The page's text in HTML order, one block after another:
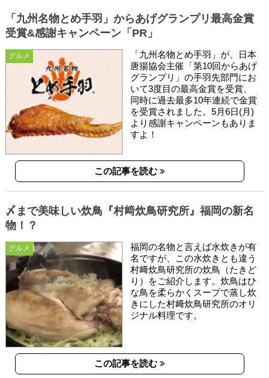
グルメ
「九州名物とめ手羽」からあげグランプリ最高金賞
受賞&感謝キャンペーン「PR」
「九州名物とめ手羽」が、日本
唐揚協会主催「第10回からあげ
グランプリ」の手羽先部門にお
いて3度目の最高金賞を受賞、
同時に過去最多10年連続で金賞
を受賞されました。5月6日(月)
より感謝キャンペーンもありま
すよ！
この記事を読む
グルメ
〆まで美味しい炊鳥『村﨑炊鳥研究所』福岡の新名
物！？
福岡の名物と言えば水炊きが有
名ですが、この水炊きとも違う
村﨑炊鳥研究所の炊鳥（たきど
り）をご紹介します。炊鳥はひ
な鳥を柔らかくスープで蒸し炊
きにした村﨑炊鳥研究所のオリ
ジナル料理です。
この記事を読む